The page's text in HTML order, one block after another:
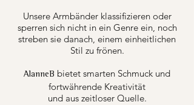
Unsere Armbänder klassifizieren oder
sperren sich nicht in ein Genre ein, noch
streben sie danach, einem einheitlichen
Stil zu frönen.
AlanneB bietet smarten Schmuck und
fortwährende Kreativität
und aus zeitloser Quelle.